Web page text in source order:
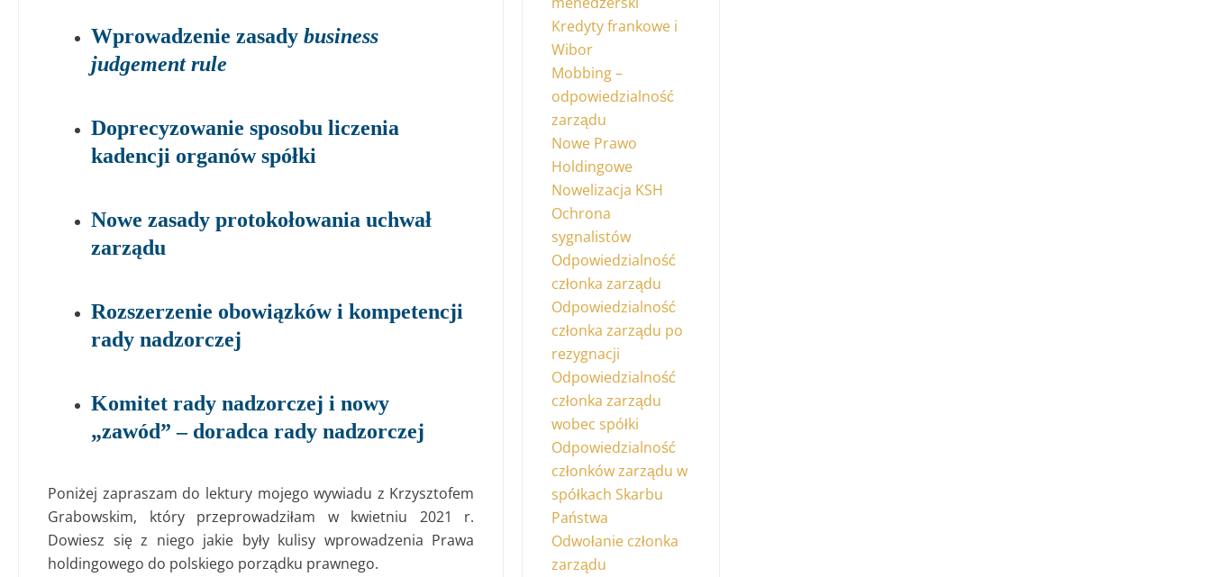
Wprowadzenie zasady business
judgement rule
Doprecyzowanie sposobu liczenia
kadencji organów spółki
Nowe zasady protokołowania uchwał
zarządu
Rozszerzenie obowiązków i kompetencji
rady nadzorczej
Komitet rady nadzorczej i nowy
„zawód” – doradca rady nadzorczej
Poniżej zapraszam do lektury mojego wywiadu z Krzysztofem
Grabowskim, który przeprowadziłam w kwietniu 2021 r.
Dowiesz się z niego jakie były kulisy wprowadzenia Prawa
holdingowego do polskiego porządku prawnego.
Kredyty frankowe i
Wibor
Mobbing –
odpowiedzialność
zarządu
Nowe Prawo
Holdingowe
Nowelizacja KSH
Ochrona
sygnalistów
Odpowiedzialność
członka zarządu
Odpowiedzialność
członka zarządu po
rezygnacji
Odpowiedzialność
członka zarządu
wobec spółki
Odpowiedzialność
członków zarządu w
spółkach Skarbu
Państwa
Odwołanie członka
zarządu